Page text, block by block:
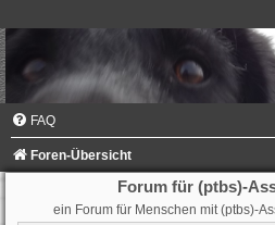
FAQ
Foren-Übersicht
Forum für (ptbs)-
ein Forum für Menschen mit (ptbs)-